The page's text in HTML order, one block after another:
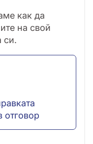
как да
на свой
си.